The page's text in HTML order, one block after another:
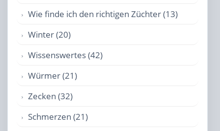
Wie finde ich den richtigen Züchter (13)
Winter (20)
Wissenswertes (42)
Würmer (21)
Zecken (32)
Schmerzen (21)